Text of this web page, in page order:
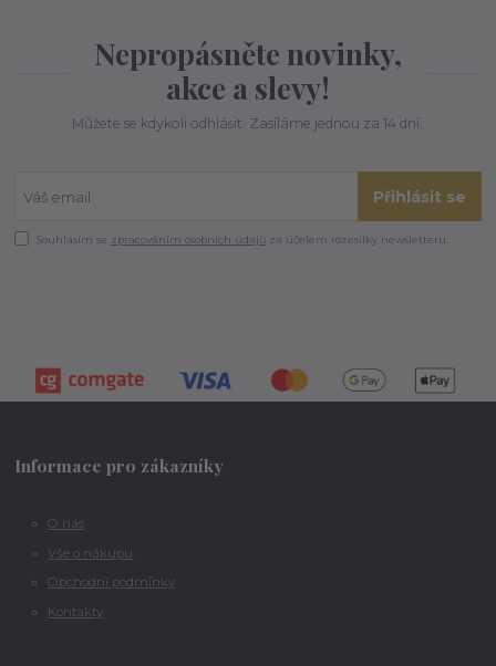
Nepropásněte novinky,
akce a slevy!
Můžete se kdykoli odhlásit. Zasíláme jednou za 14 dní.
Přihlásit se
Souhlasím se zpracováním osobních údajů za účelem rozesílky newsletteru.
Informace pro zákazníky
O nás
Vše o nákupu
Obchodní podmínky
Kontakty